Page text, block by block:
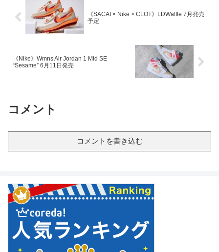
《SACAI × Nike × CLOT》LDWaffle 7月発売
予定
《Nike》Wmns Air Jordan 1 Mid SE
“Sesame” 6月11日発売
コメント
コメントを書き込む